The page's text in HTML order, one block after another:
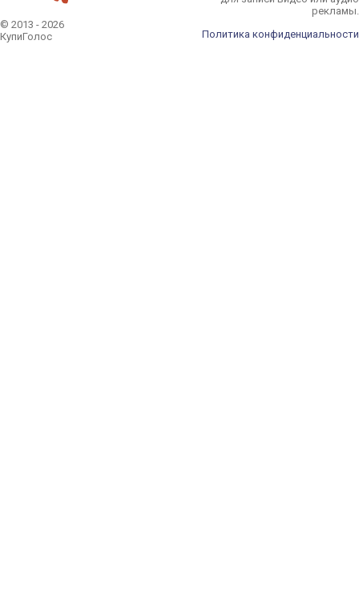
© 2013 - 2026
КупиГолос
рекламы.
Политика конфиденциальности